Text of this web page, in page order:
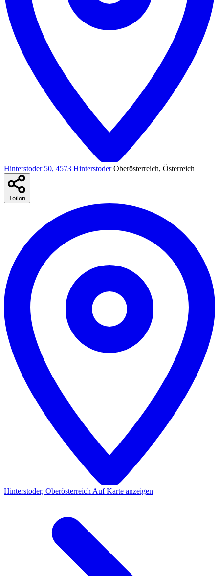
Hinterstoder 50, 4573 Hinterstoder Oberösterreich, Österreich
Teilen
Hinterstoder, Oberösterreich Auf Karte anzeigen